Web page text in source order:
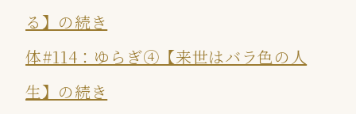
る】の続き
体#114：ゆらぎ④【来世はバラ色の人
生】の続き